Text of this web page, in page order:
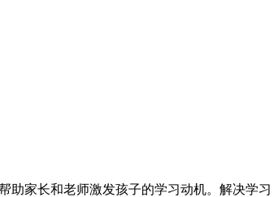
助家长和老师激发孩子的学习动机。解决学习